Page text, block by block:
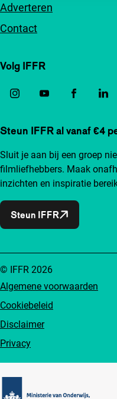
Adverteren
Contact
Volg IFFR
Steun IFFR al vanaf €4
Sluit je aan bij een groep
filmliefhebbers. Maak
inzichten en inspiratie
Steun IFFR
Algemene voorwaarden
Cookiebeleid
Disclaimer
Privacy
© IFFR 2026